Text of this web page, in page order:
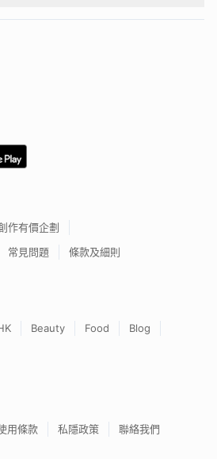
作有價企劃
常見問題 條款及細則
Beauty Food
Blog
用條款 私隱政策 聯絡我們